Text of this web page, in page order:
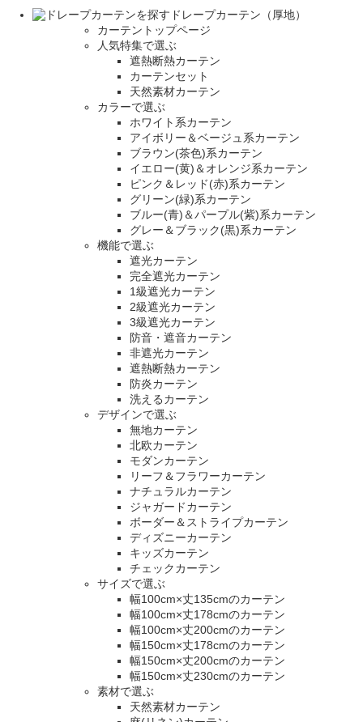
ドレープカーテン（厚地）
カーテントップページ
人気特集で選ぶ
遮熱断熱カーテン
カーテンセット
天然素材カーテン
カラーで選ぶ
ホワイト系カーテン
アイボリー＆ベージュ系カーテン
ブラウン(茶色)系カーテン
イエロー(黄)＆オレンジ系カーテン
ピンク＆レッド(赤)系カーテン
グリーン(緑)系カーテン
ブルー(青)＆パープル(紫)系カーテン
グレー＆ブラック(黒)系カーテン
機能で選ぶ
遮光カーテン
完全遮光カーテン
1級遮光カーテン
2級遮光カーテン
3級遮光カーテン
防音・遮音カーテン
非遮光カーテン
遮熱断熱カーテン
防炎カーテン
洗えるカーテン
デザインで選ぶ
無地カーテン
北欧カーテン
モダンカーテン
リーフ＆フラワーカーテン
ナチュラルカーテン
ジャガードカーテン
ボーダー＆ストライプカーテン
ディズニーカーテン
キッズカーテン
チェックカーテン
サイズで選ぶ
幅100cm×丈135cmのカーテン
幅100cm×丈178cmのカーテン
幅100cm×丈200cmのカーテン
幅150cm×丈178cmのカーテン
幅150cm×丈200cmのカーテン
幅150cm×丈230cmのカーテン
素材で選ぶ
天然素材カーテン